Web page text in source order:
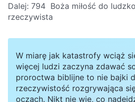
Dalej: 794 Boża miłość do
rzeczywista
W miarę jak katastrofy wciąż
więcej ludzi zaczyna zdawać
proroctwa biblijne to nie bajki
rzeczywistość rozgrywająca
oczach. Nikt nie wie, co